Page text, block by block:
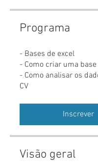
Programa
- Bases de excel
- Como criar uma
- Como analisar os
CV
Inscrever
Visão geral